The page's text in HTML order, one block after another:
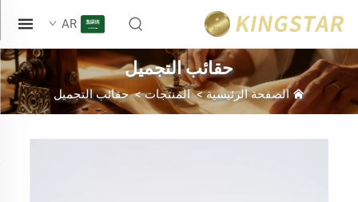
AR
حقائب التجميل
الصفحة الرئيسية>المنتجات>حقائب التجميل